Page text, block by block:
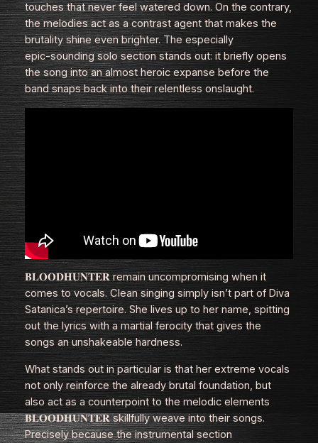
touches that never feel watered down. On the contrary,
the melodies act as a contrast agent that makes the
brutality shine even brighter. The especially
epic‑sounding solo section stands out: it briefly opens
the song into an almost heroic expanse before the
band snaps back into their relentless onslaught.
𝐁𝐋𝐎𝐎𝐃𝐇𝐔𝐍𝐓𝐄𝐑 remain uncompromising when it
comes to vocals. Clean singing simply isn’t part of Diva
Satanica’s repertoire. She lives up to her name, spitting
out the lyrics with a martial ferocity that gives the
songs an unshakeable hardness.
What stands out in particular is that her extreme vocals
not only reinforce the already brutal foundation, but
also act as a counterpoint to the melodic elements
𝐁𝐋𝐎𝐎𝐃𝐇𝐔𝐍𝐓𝐄𝐑 skillfully weave into their songs.
Precisely because the instrumental section